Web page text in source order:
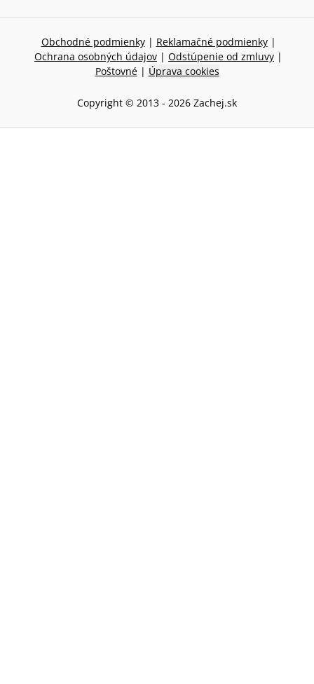
Obchodné podmienky | Reklamačné podmienky |
Ochrana osobných údajov | Odstúpenie od zmluvy |
Poštovné | Úprava cookies
Copyright © 2013 - 2026 Zachej.sk